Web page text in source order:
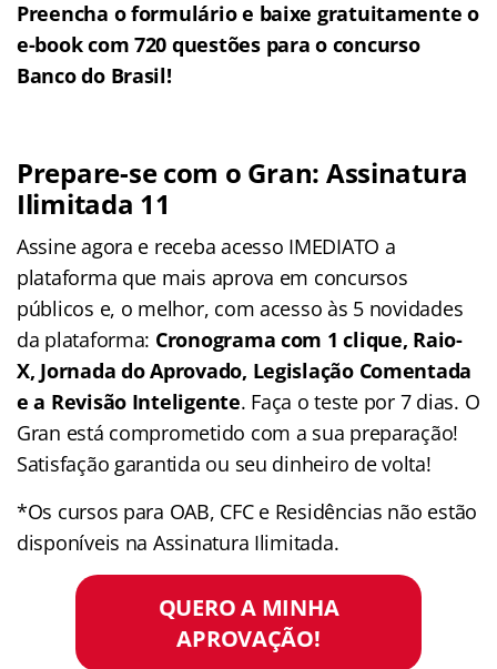
Preencha o formulário e baixe gratuitamente o
e-book com 720 questões para o concurso
Banco do Brasil!
Prepare-se com o Gran: Assinatura
Ilimitada 11
Assine agora e receba acesso IMEDIATO a
plataforma que mais aprova em concursos
públicos e, o melhor, com acesso às 5 novidades
da plataforma: Cronograma com 1 clique, Raio-
X, Jornada do Aprovado, Legislação Comentada
e a Revisão Inteligente. Faça o teste por 7 dias. O
Gran está comprometido com a sua preparação!
Satisfação garantida ou seu dinheiro de volta!
*Os cursos para OAB, CFC e Residências não estão
disponíveis na Assinatura Ilimitada.
QUERO A MINHA
APROVAÇÃO!